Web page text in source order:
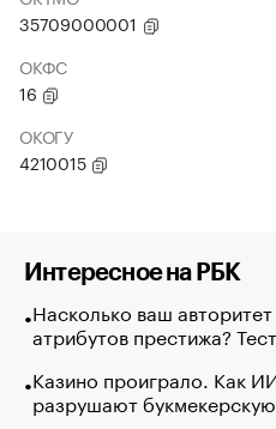
35709000001
ОКФС
16
ОКОГУ
4210015
Интересное на РБК
Насколько ваш
атрибутов престижа?
Казино проиграло. Как
разрушают